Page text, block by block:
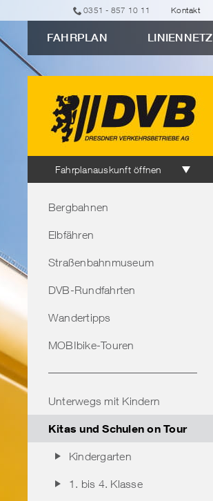
Verbindungssuche
"Bahn
und
Unterricht"
0351 - 857 10 11 Kontakt
FAHRPLAN LINIENNETZ
Fahrplanauskunft öffnen
Bergbahnen
Elbfähren
Straßenbahnmuseum
DVB-Rundfahrten
Wandertipps
MOBIbike-Touren
Unterwegs mit Kindern
Kitas und Schulen on Tour
Kindergarten
1. bis 4. Klasse